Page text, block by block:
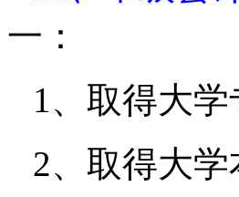
一：
1、取得大
2、取得大